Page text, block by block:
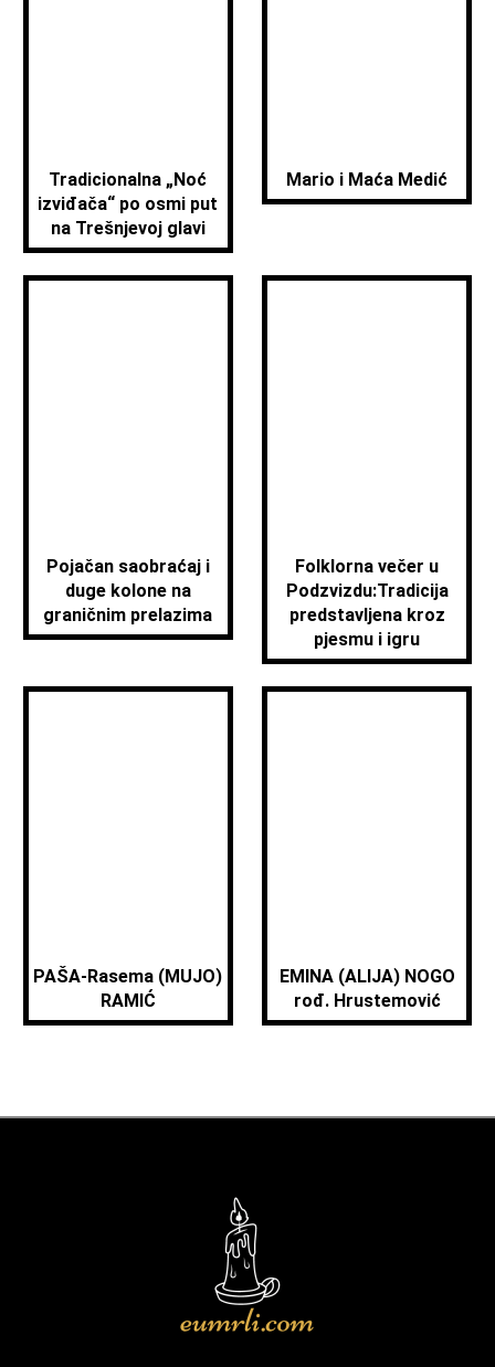
Tradicionalna „Noć
izviđača“ po osmi put
na Trešnjevoj glavi
Mario i Maća Medić
Pojačan saobraćaj i
duge kolone na
graničnim prelazima
Folklorna večer u
Podzvizdu:Tradicija
predstavljena kroz
pjesmu i igru
PAŠA-Rasema (MUJO)
RAMIĆ
EMINA (ALIJA) NOGO
rođ. Hrustemović